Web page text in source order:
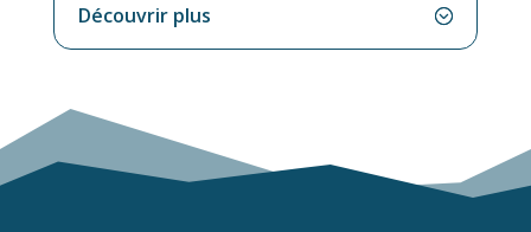
Découvrir plus